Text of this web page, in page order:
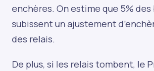
enchères. On estime que 5% des
subissent un ajustement
des relais.
De plus, si les relais tombent, le